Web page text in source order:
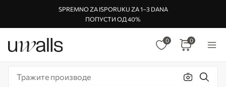
SPREMNO ZA ISPORUKU ZA 1–3 DANA
ПОПУСТИ ОД 40%
0 0